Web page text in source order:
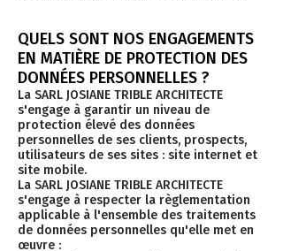
QUELS SONT NOS ENGAGEMENTS
EN MATIÈRE DE PROTECTION DES
DONNÉES PERSONNELLES ?
La SARL JOSIANE TRIBLE ARCHITECTE
s'engage à garantir un niveau de
protection élevé des données
personnelles de ses clients, prospects,
utilisateurs de ses sites : site internet et
site mobile.
La SARL JOSIANE TRIBLE ARCHITECTE
s'engage à respecter la règlementation
applicable à l'ensemble des traitements
de données personnelles qu'elle met en
œuvre :